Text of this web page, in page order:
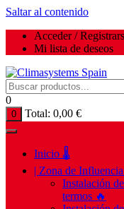
Saltar al contenido
Acceder /
Mi lista de deseos
0
0 Total: 0,00 €
Inicio 🌡️
| Zona de
Instalación
termos 🔥